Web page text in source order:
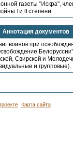
газеты "Искра",
I и II степени
Аннотация документов
воинов при
Свирской и
и групповые).
Карта сайта